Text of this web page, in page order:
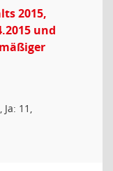
2015,
und
11,